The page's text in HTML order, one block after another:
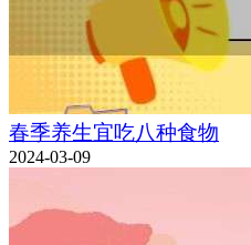
春季养生宜吃八种食物
2024-03-09